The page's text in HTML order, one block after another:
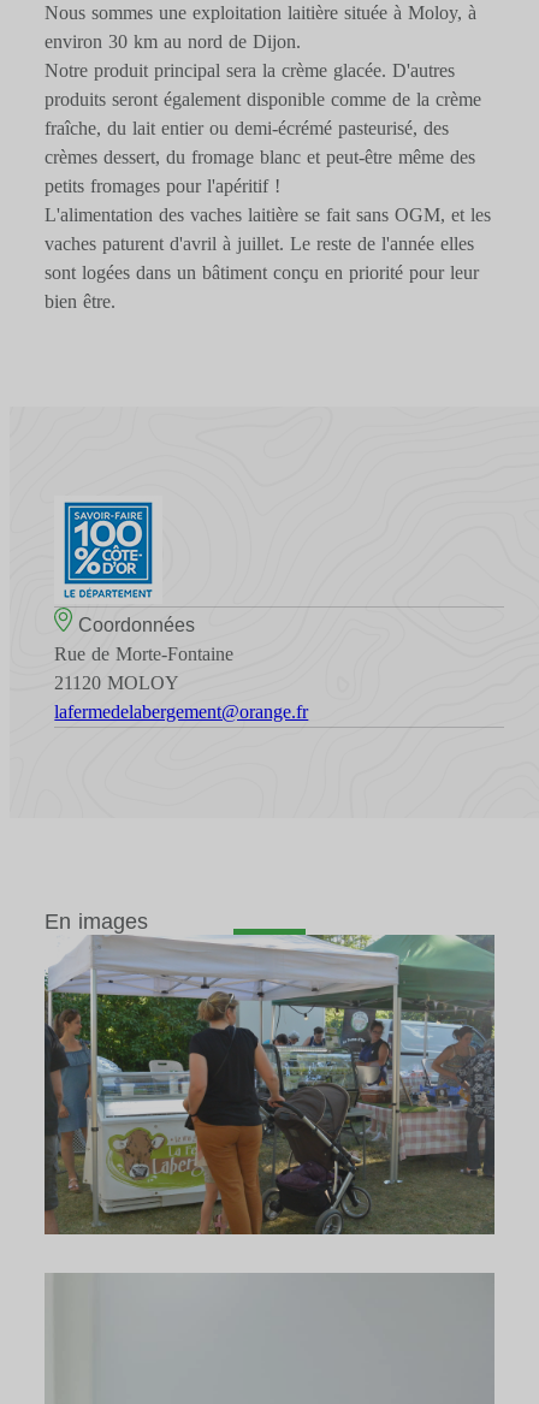
Nous sommes une exploitation laitière située à Moloy, à
environ 30 km au nord de Dijon.
Notre produit principal sera la crème glacée. D'autres
produits seront également disponible comme de la crème
fraîche, du lait entier ou demi-écrémé pasteurisé, des
crèmes dessert, du fromage blanc et peut-être même des
petits fromages pour l'apéritif !
L'alimentation des vaches laitière se fait sans OGM, et les
vaches paturent d'avril à juillet. Le reste de l'année elles
sont logées dans un bâtiment conçu en priorité pour leur
bien être.
Coordonnées
Rue de Morte-Fontaine
21120 MOLOY
lafermedelabergement@orange.fr
En images